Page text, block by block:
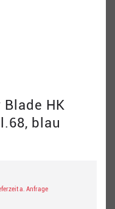
HK
blau
a. Anfrage